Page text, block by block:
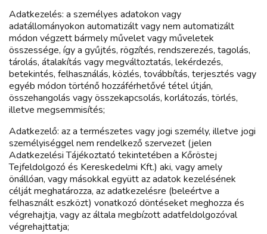
Adatkezelés: a személyes adatokon vagy
adatállományokon automatizált vagy nem automatizált
módon végzett bármely művelet vagy műveletek
összessége, így a gyűjtés, rögzítés, rendszerezés, tagolás,
tárolás, átalakítás vagy megváltoztatás, lekérdezés,
betekintés, felhasználás, közlés, továbbítás, terjesztés vagy
egyéb módon történő hozzáférhetővé tétel útján,
összehangolás vagy összekapcsolás, korlátozás, törlés,
illetve megsemmisítés;
Adatkezelő: az a természetes vagy jogi személy, illetve jogi
személyiséggel nem rendelkező szervezet (jelen
Adatkezelési Tájékoztató tekintetében a Kőröstej
Tejfeldolgozó és Kereskedelmi Kft.) aki, vagy amely
önállóan, vagy másokkal együtt az adatok kezelésének
célját meghatározza, az adatkezelésre (beleértve a
felhasznált eszközt) vonatkozó döntéseket meghozza és
végrehajtja, vagy az általa megbízott adatfeldolgozóval
végrehajttatja;